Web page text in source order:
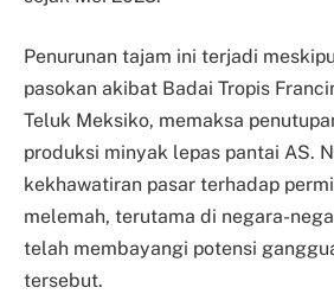
Penurunan tajam ini terjadi
pasokan akibat Badai Tropis
Teluk Meksiko, memaksa
produksi minyak lepas pantai AS.
kekhawatiran pasar terhadap
melemah, terutama di negara-
telah membayangi potensi
tersebut.